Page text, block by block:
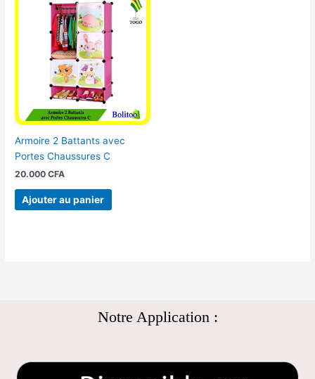
Armoire 2 Battants avec
Portes Chaussures C
20.000CFA
Ajouter au panier
Notre Application :